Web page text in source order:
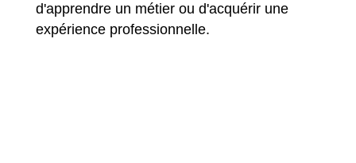
d'apprendre un métier ou d'acquérir une
expérience professionnelle.